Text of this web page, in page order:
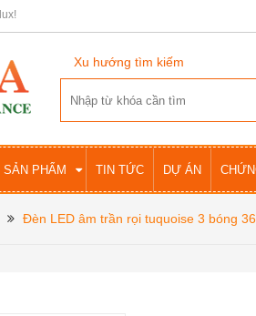
Xu hướng tìm kiếm
SẢN PHẨM TIN TỨC DỰ ÁN
Đèn LED âm trần rọi tuquoise 3 bóng